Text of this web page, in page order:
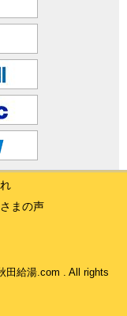
まの声
田給湯.com . All rights